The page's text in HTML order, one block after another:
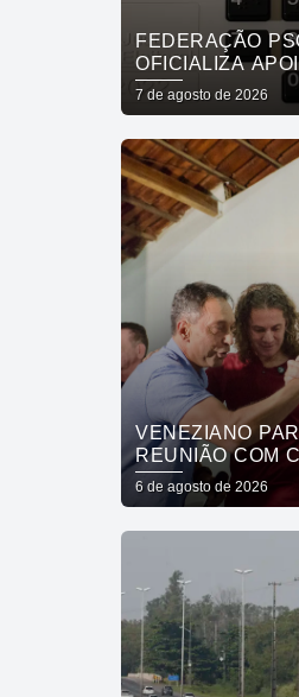
FEDERAÇÃO
OFICIALIZA
CANDIDATURA
REELEIÇÃO
7 de agosto de 2026
VENEZIANO
REUNIÃO COM
FÁBIO RAMALHO
AFIRMA: “NÃO
MOSTRANDO
6 de agosto de 2026